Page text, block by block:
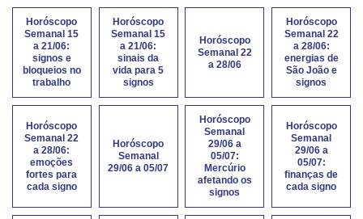
Horóscopo
Semanal 15
a 21/06:
signos e
bloqueios no
trabalho
Horóscopo
Semanal 15
a 21/06:
sinais da
vida para 5
signos
Horóscopo
Semanal 22
a 28/06
Horóscopo
Semanal 22
a 28/06:
energias de
São João e
signos
Horóscopo
Semanal 22
a 28/06:
emoções
fortes para
cada signo
Horóscopo
Semanal
29/06 a 05/07
Horóscopo
Semanal
29/06 a
05/07:
Mercúrio
afetando os
signos
Horóscopo
Semanal
29/06 a
05/07:
finanças de
cada signo